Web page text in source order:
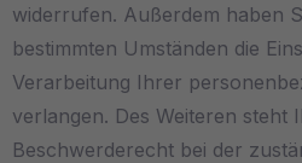
widerrufen. Außerdem haben
bestimmten Umständen die
Verarbeitung Ihrer
verlangen. Des Weiteren steht
Beschwerderecht bei der